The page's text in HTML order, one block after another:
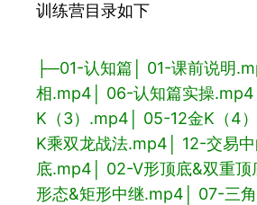
训练营目录如下
├─01-认知篇 │ 01-课前说明
相.mp4 │ 06-认知篇实操.mp4
K（3）.mp4 │ 05-12金K（4
K乘双龙战法.mp4 │ 12-交易
底.mp4 │ 02-V形顶底&双重
形态&矩形中继.mp4 │ 07-三